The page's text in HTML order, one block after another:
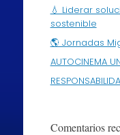
💧 Liderar
sostenible
🌎 Jornadas
AUTOCINEMA
Comentarios